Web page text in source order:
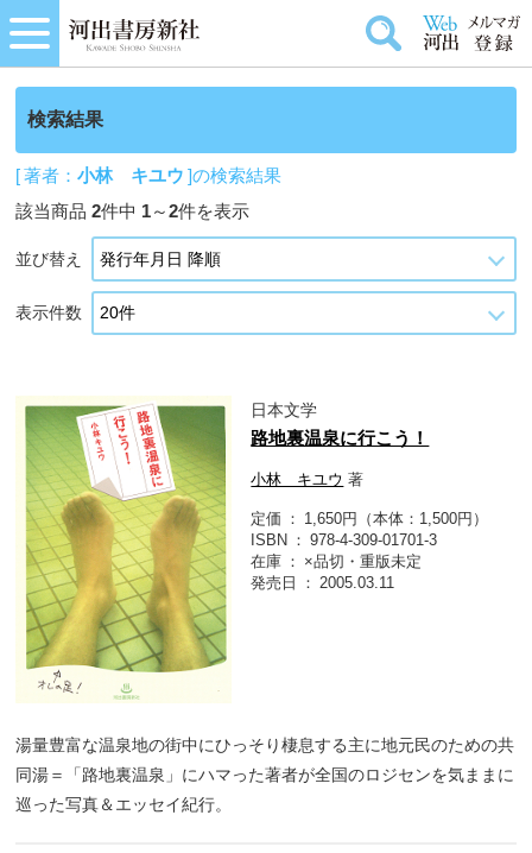
検索結果
[ 著者：小林 キユウ ]の検索結果
該当商品2件中 1～2件を表示
並び替え
表示件数
日本文学
路地裏温泉に行こう！
小林 キユウ 著
定価
1,650円（本体：1,500円）
ISBN
978-4-309-01701-3
在庫
×品切・重版未定
発売日
2005.03.11
湯量豊富な温泉地の街中にひっそり棲息する主に地元民のための共
同湯＝「路地裏温泉」にハマった著者が全国のロジセンを気ままに
巡った写真＆エッセイ紀行。